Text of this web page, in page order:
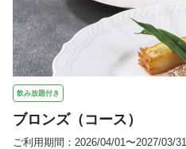
飲み放題付き
ブロンズ（コース）
ご利用期間：2026/04/01〜2027/03/31